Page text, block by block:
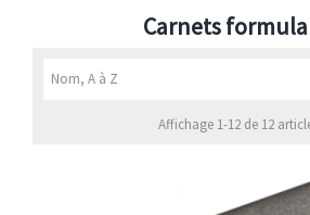
Carnets
Nom, A à Z
Affichage 1-12 de 12